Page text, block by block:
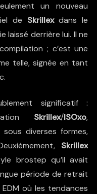
un nouveau
de Skrillexdans le
laissé derrière lui. Il ne
; c’est une
telle, signée en tant
significatif :
Skrillex/ISOxo,
diverses formes,
Skrillex
brostep qu’il avait
période de retrait
où les tendances